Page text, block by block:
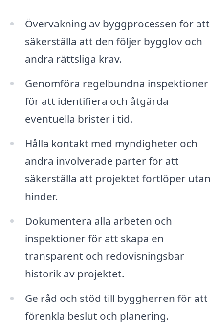
Övervakning av byggprocessen för att
säkerställa att den följer bygglov och
andra rättsliga krav.
Genomföra regelbundna inspektioner
för att identifiera och åtgärda
eventuella brister i tid.
Hålla kontakt med myndigheter och
andra involverade parter för att
säkerställa att projektet fortlöper utan
hinder.
Dokumentera alla arbeten och
inspektioner för att skapa en
transparent och redovisningsbar
historik av projektet.
Ge råd och stöd till byggherren för att
förenkla beslut och planering.